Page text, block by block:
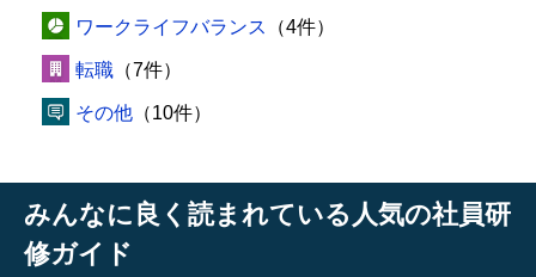
ワークライフバランス （4件）
転職 （7件）
その他 （10件）
みんなに良く読まれている人気の社員研
修ガイド